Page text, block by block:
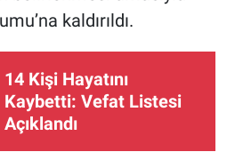
kaldırıldı.
14 Kişi Hayatını
Kaybetti: Vefat Listesi
Açıklandı